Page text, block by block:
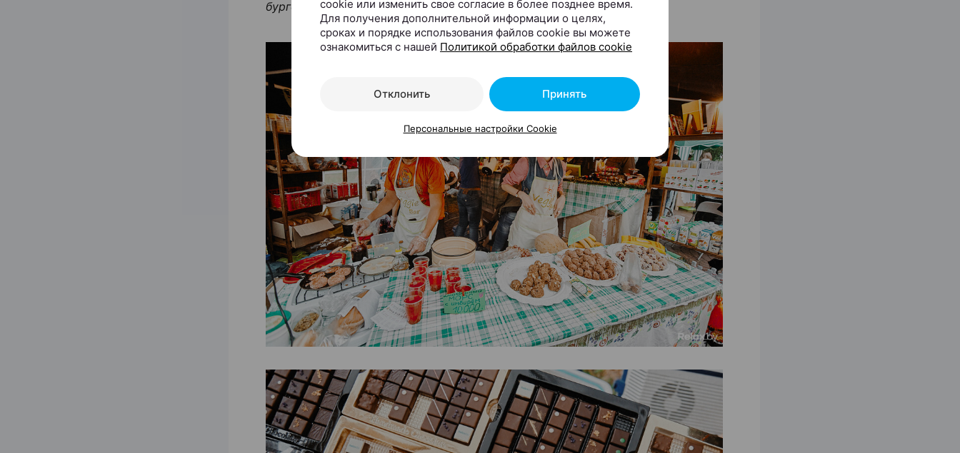
бургеры и гриль-блюда: ребрышки и колбаски. Будет вкусно!
cookie или изменить свое согласие в более позднее время.
Для получения дополнительной информации о целях,
сроках и порядке использования файлов cookie вы можете
ознакомиться с нашей Политикой обработки файлов cookie
Отклонить Принять
Персональные настройки Cookie